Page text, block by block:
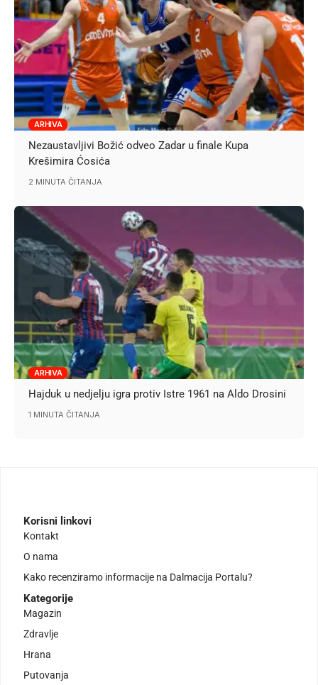
ARHIVA
Nezaustavljivi Božić odveo Zadar u finale Kupa
Krešimira Ćosića
2 MINUTA ČITANJA
ARHIVA
Hajduk u nedjelju igra protiv Istre 1961 na Aldo Drosini
1 MINUTA ČITANJA
Korisni linkovi
Kontakt
O nama
Kako recenziramo informacije na Dalmacija Portalu?
Kategorije
Magazin
Zdravlje
Hrana
Putovanja